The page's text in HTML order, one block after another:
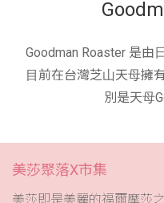
Goodman Roaster 是由
⽬前在台灣芝⼭天⺟擁
別是天⺟
美莎聚落X市集
美莎即是美麗的福爾摩莎